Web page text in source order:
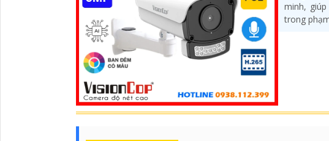
minh,
trong